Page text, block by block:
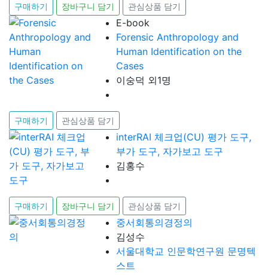
구매하기 장바구니 담기 관심상품 담기
E-book
Forensic Anthropology and
Human Identification on the
Cases
이숭덕 외1명
구매하기 관심상품 담기
interRAI 체크업(CU) 평가 도구,
부가 도구, 자가보고 도구
김홍수
구매하기 장바구니 담기 관심상품 담기
중서회통의경정의
김성수
서울대학교 인문학연구원 문명텍
스트